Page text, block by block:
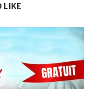
LIKE